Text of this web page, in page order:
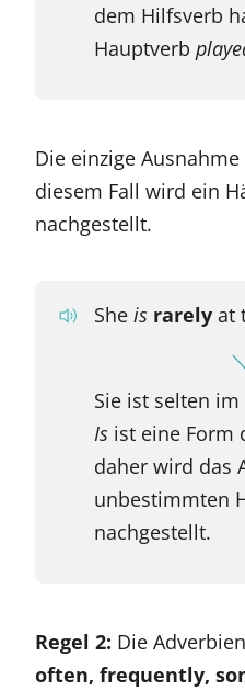
dem Hilfsverb
Hauptverb
Die einzige
diesem Fall wird ein
nachgestellt.
She is rarelyat
Sie ist selten
Isist eine Form
daher wird das
unbestimmten
nachgestellt.
Regel 2: Die Adverbien
often, frequently,